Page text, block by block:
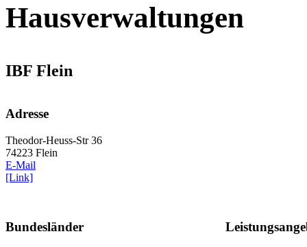
Hausverwaltungen
IBF Flein
Adresse
Theodor-Heuss-Str 36
74223 Flein
E-Mail
[Link]
Bundesländer